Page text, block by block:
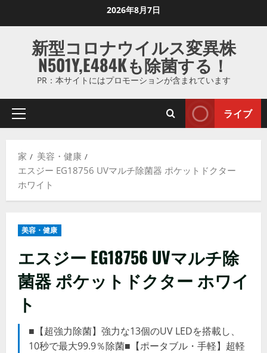
ス
ッ
2026年8月7日
新型コロナウイルス変異株
N501Y,E484Kも除菌する！
PR：本サイトにはプロモーションが含まれています
プ
マ
リ
メ
ー
ライブ
家
美容・健康
エスジー EG18756 UVマルチ除菌器 ポケットドクター
ホワイト
美容・健康
エスジー EG18756 UVマルチ除
菌器 ポケットドクター ホワイ
ト
■【超強力除菌】強力な13個のUV LEDを搭載し、
10秒で最大99.9％除菌■【ポータブル・手軽】超軽